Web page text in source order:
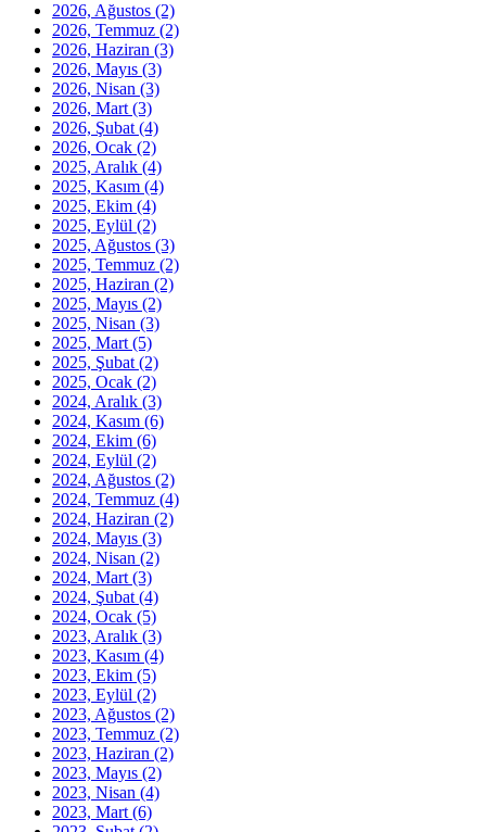
2026, Ağustos (2)
2026, Temmuz (2)
2026, Haziran (3)
2026, Mayıs (3)
2026, Nisan (3)
2026, Mart (3)
2026, Şubat (4)
2026, Ocak (2)
2025, Aralık (4)
2025, Kasım (4)
2025, Ekim (4)
2025, Eylül (2)
2025, Ağustos (3)
2025, Temmuz (2)
2025, Haziran (2)
2025, Mayıs (2)
2025, Nisan (3)
2025, Mart (5)
2025, Şubat (2)
2025, Ocak (2)
2024, Aralık (3)
2024, Kasım (6)
2024, Ekim (6)
2024, Eylül (2)
2024, Ağustos (2)
2024, Temmuz (4)
2024, Haziran (2)
2024, Mayıs (3)
2024, Nisan (2)
2024, Mart (3)
2024, Şubat (4)
2024, Ocak (5)
2023, Aralık (3)
2023, Kasım (4)
2023, Ekim (5)
2023, Eylül (2)
2023, Ağustos (2)
2023, Temmuz (2)
2023, Haziran (2)
2023, Mayıs (2)
2023, Nisan (4)
2023, Mart (6)